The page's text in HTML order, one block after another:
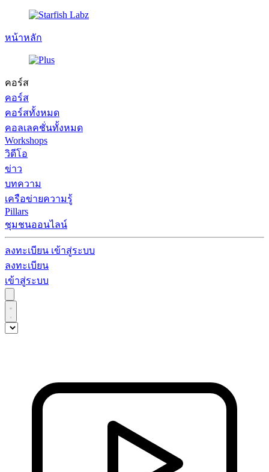
หน้าหลัก
คอร์ส
คอร์ส
คอร์สทั้งหมด
คอลเลคชั่นทั้งหมด
Workshops
วิดีโอ
ข่าว
บทความ
เครือข่ายความรู้
Pillars
ชุมชนออนไลน์
ลงทะเบียน เข้าสู่ระบบ
ลงทะเบียน
เข้าสู่ระบบ